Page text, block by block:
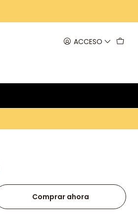
ACCESO
Comprar ahora